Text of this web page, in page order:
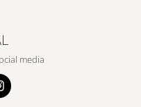
media